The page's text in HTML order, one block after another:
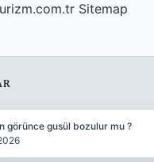
Sitemap
görünce gusül bozulur mu ?